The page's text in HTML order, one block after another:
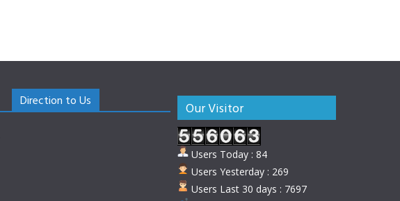
Direction to Us Our Visitor
Users Today : 84
Users Yesterday : 269
Users Last 30 days : 7697